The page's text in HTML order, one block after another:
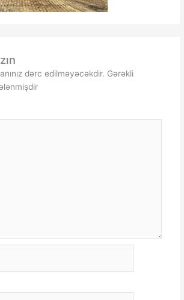
dərc edilməyəcəkdir. Gərəkli